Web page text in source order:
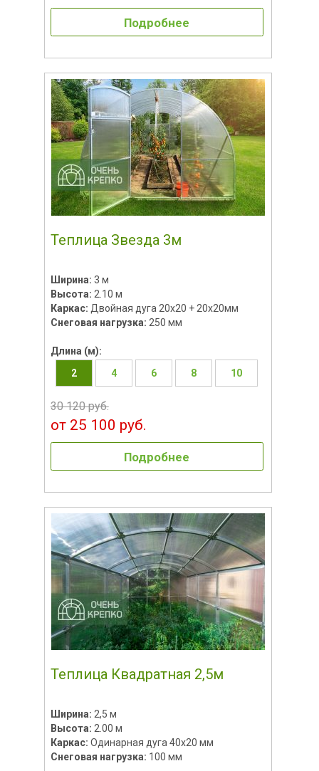
Подробнее
Теплица Звезда 3м
Ширина: 3 м
Высота: 2.10 м
Каркас: Двойная дуга 20х20 + 20х20мм
Снеговая нагрузка: 250 мм
Длина (м):
2
4 6 8 10
30 120 руб.
от 25 100 руб.
Подробнее
Теплица Квадратная 2,5м
Ширина: 2,5 м
Высота: 2.00 м
Каркас: Одинарная дуга 40х20 мм
Снеговая нагрузка: 100 мм